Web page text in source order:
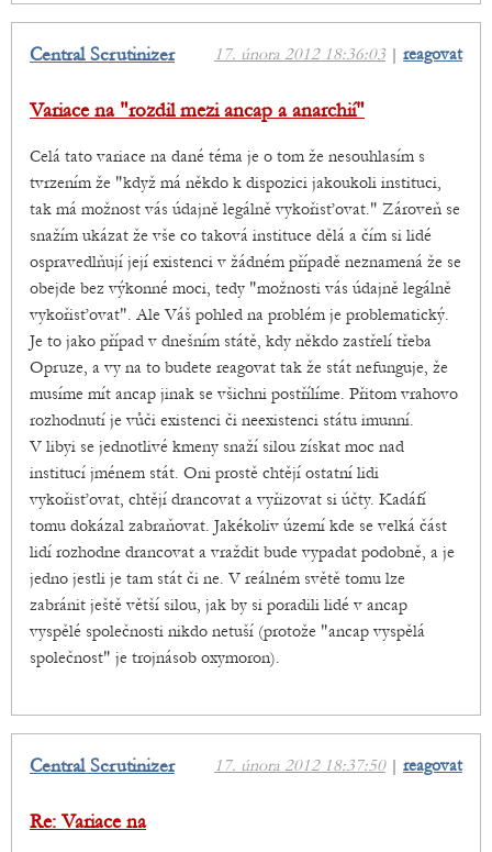
17. února 2012 18:36:03 | reagovat
Central Scrutinizer
Variace na "rozdil mezi ancap a anarchií"
Celá tato variace na dané téma je o tom že nesouhlasím s
tvrzením že "když má někdo k dispozici jakoukoli instituci,
tak má možnost vás údajně legálně vykořisťovat." Zároveň se
snažím ukázat že vše co taková instituce dělá a čím si lidé
ospravedlňují její existenci v žádném případě neznamená že se
obejde bez výkonné moci, tedy "možnosti vás údajně legálně
vykořisťovat". Ale Váš pohled na problém je problematický.
Je to jako případ v dnešním státě, kdy někdo zastřelí třeba
Opruze, a vy na to budete reagovat tak že stát nefunguje, že
musíme mít ancap jinak se všichni postřílíme. Přitom vrahovo
rozhodnutí je vůči existenci či neexistenci státu imunní.
V libyi se jednotlivé kmeny snaží silou získat moc nad
institucí jménem stát. Oni prostě chtějí ostatní lidi
vykořisťovat, chtějí drancovat a vyřizovat si účty. Kadáfí
tomu dokázal zabraňovat. Jakékoliv území kde se velká část
lidí rozhodne drancovat a vraždit bude vypadat podobně, a je
jedno jestli je tam stát či ne. V reálném světě tomu lze
zabránit ještě větší silou, jak by si poradili lidé v ancap
vyspělé společnosti nikdo netuší (protože "ancap vyspělá
společnost" je trojnásob oxymoron).
17. února 2012 18:37:50| reagovat
Central Scrutinizer
Re: Variace na